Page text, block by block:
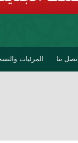
اتصل بنا المرئيات